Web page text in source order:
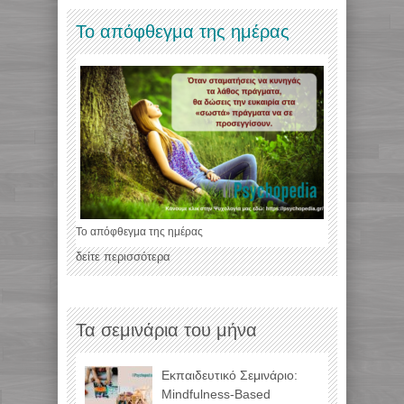
Το απόφθεγμα της ημέρας
Το απόφθεγμα της ημέρας
δείτε περισσότερα
Τα σεμινάρια του μήνα
Εκπαιδευτικό Σεμινάριο:
Mindfulness-Based